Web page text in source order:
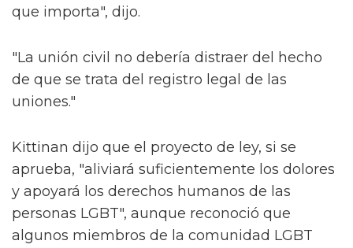
que importa", dijo.
"La unión civil no debería distraer del hecho
de que se trata del registro legal de las
uniones."
Kittinan dijo que el proyecto de ley, si se
aprueba, "aliviará suficientemente los dolores
y apoyará los derechos humanos de las
personas LGBT", aunque reconoció que
algunos miembros de la comunidad LGBT